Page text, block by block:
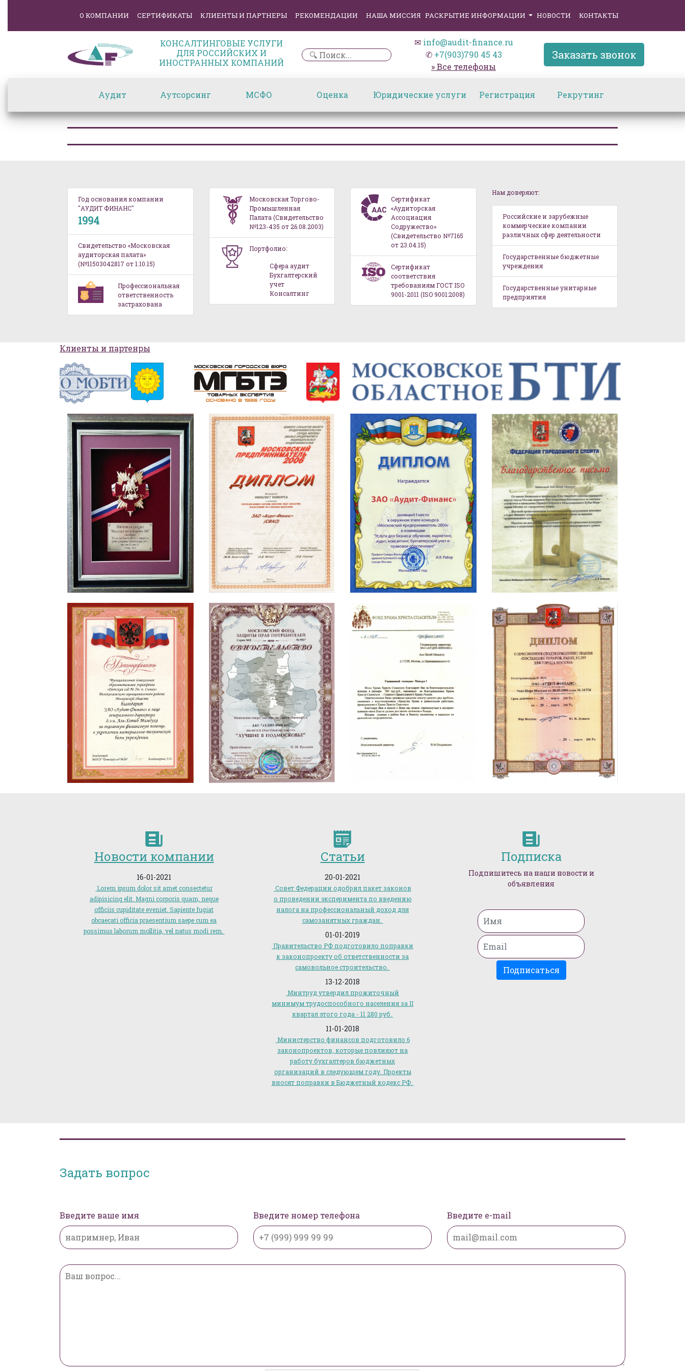
О КОМПАНИИ СЕРТИФИКАТЫ КЛИЕНТЫ И ПАРТНЕРЫ РЕКОМЕНДАЦИИ НАША МИССИЯ РАСКРЫТИЕ ИНФОРМАЦИИ НОВОСТИ КОНТАКТЫ
КОНСАЛТИНГОВЫЕ УСЛУГИ
ДЛЯ РОССИЙСКИХ И
ИНОСТРАННЫХ КОМПАНИЙ
✉ info@audit-finance.ru
✆ +7(903)790 45 43
» Все телефоны
Заказать звонок
Аудит Аутсорсинг МСФО Оценка Юридические услуги Регистрация Рекрутинг
Год основания компании
"АУДИТ ФИНАНС"
1994
Свидетельство «Московская
аудиторская палата»
(№11503042817 от 1.10.15)
Профессиональная
ответственность
застрахована
Московская Торгово-
Промышленная
Палата (Свидетельство
№123-435 от 26.08.2003)
Портфолио:
Сфера аудит
Бухгалтерский
учет
Консалтинг
Сертификат
«Аудиторская
Ассоциация
Содружество»
(Свидетельство №7165
от 23.04.15)
Сертификат
соответствия
требованиям ГОСТ ISO
9001-2011 (ISO 9001:2008)
Нам доверяют:
Российские и зарубежные
коммерческие компании
различных сфер деятельности
Государственные бюджетные
учреждения
Государственные унитарные
предприятия
Клиенты и партенры
Новости компании
16-01-2021
Lorem ipsum dolor sit amet consectetur
adipisicing elit. Magni corporis quam, neque
officiis cupiditate eveniet. Sapiente fugiat
obcaecati officia praesentium saepe cum ea
possimus laborum mollitia, vel natus modi rem.
Статьи
20-01-2021
Совет Федерации одобрил пакет законов
о проведении эксперимента по введению
налога на профессиональный доход для
самозанятных граждан.
01-01-2019
Правительство РФ подготовило поправки
к законопроекту об ответственности за
самовольное строительство.
13-12-2018
Минтруд утвердил прожиточный
минимум трудоспособного населения за II
квартал этого года - 11 280 руб.
11-01-2018
Министерство финансов подготовило 6
законопроектов, которые повлияют на
работу бухгалтеров бюджетных
организаций в следующем году. Проекты
вносят поправки в Бюджетный кодекс РФ.
Подписка
Подпишитесь на наши новости и
объявления
Подписаться
Задать вопрос
Введите ваше имя Введите номер телефона Введите e-mail